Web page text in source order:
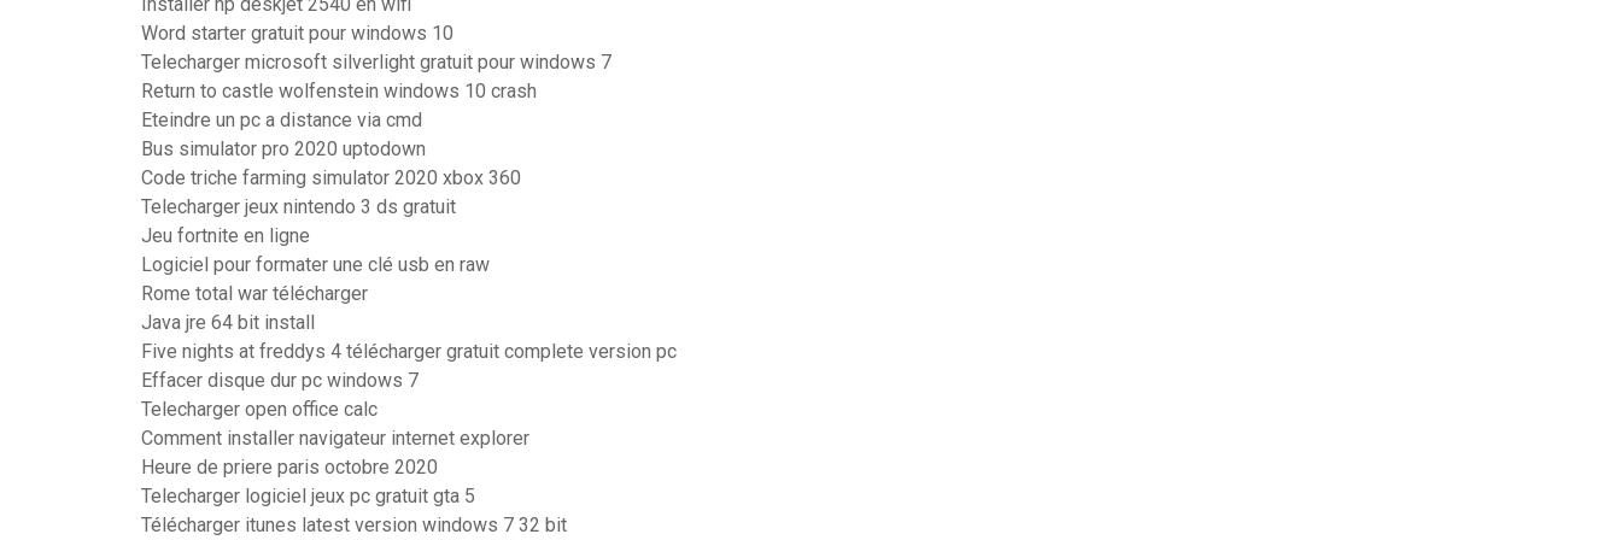
Word starter gratuit pour windows 10
Telecharger microsoft silverlight gratuit pour windows 7
Return to castle wolfenstein windows 10 crash
Eteindre un pc a distance via cmd
Bus simulator pro 2020 uptodown
Code triche farming simulator 2020 xbox 360
Telecharger jeux nintendo 3 ds gratuit
Jeu fortnite en ligne
Logiciel pour formater une clé usb en raw
Rome total war télécharger
Java jre 64 bit install
Five nights at freddys 4 télécharger gratuit complete version pc
Effacer disque dur pc windows 7
Telecharger open office calc
Comment installer navigateur internet explorer
Heure de priere paris octobre 2020
Telecharger logiciel jeux pc gratuit gta 5
Télécharger itunes latest version windows 7 32 bit